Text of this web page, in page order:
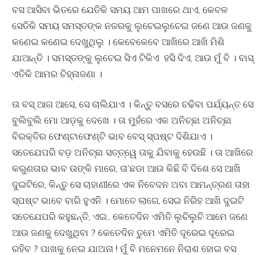
ବସ ଆସିବା ଭିତରେ ଯେତିକି ସମୟ ଆମ ପାଖରେ ଥାଏ, କେବଳ
ସେତିକି ସମୟ ସମସ୍ତଙ୍କ ନଜରକୁ ଲୁଚେଇଲୁଚେଇ ଜଣେ ଆଉ ଜଣକୁ
କଣେଇ କଣେଇ ଦେଖୁଥିଲୁ । କେବେକେବେ ଆଖିରେ ଆଖି ମିଶି
ଯାଆନ୍ତି । ସମସ୍ତଙ୍କୁ ଲୁଚେଇ ସିଏ ଟିକିଏ ହସି ଦିଏ, ଆଉ ମୁଁ ବି । ବାସ୍
ଏତିକି ଆମର ଚିହ୍ନାଜଣା ।
ତା ବସ୍ ଆଗ ଆସେ, ସେ ଚାଲିଯାଏ । କିନ୍ତୁ ବସରେ ଚଢିବା ପର୍ଯ୍ୟନ୍ତ ସେ
ବୁଲିବୁଲି ମୋ ଆଡ଼କୁ ଦେଖେ । ତା ମୁହଁରେ ଏକ ଅନିଚ୍ଛା ଅନିଚ୍ଛା
ବିରକ୍ତିର ଫେଣ୍ଟାଫେଣ୍ଟି ଭାବ ବେସ୍ ସ୍ପଷ୍ଟ ଦିଶିଯାଏ ।
ସତେଯେପରି ବଡ଼ ଅନିଚ୍ଛା ସତ୍ତ୍ୱେ ତାକୁ ଯିବାକୁ ହେଉଛି । ତା ଆଖିରେ
କରୁଣତାର ଭାବ ଉଙ୍କି ମାରେ, ତା’ଛଡା ଆଉ କିଛି ବି ଦିଶେ ସେ ଆଖି
ଦୁଇଟିରେ, କିନ୍ତୁ ସେ ଚାହାଣୀରେ ଏକ ନିବେଦନ ଅବା ଆମନ୍ତ୍ରଣ ତାହା
ସ୍ପଷ୍ଟ ଭାବେ ବାରି ହୁଏନି । ମୋତେ ଲାଗେ, ସେଇ ନିରିହ ଆଖି ଦୁଇଟି
ସତେଯେପରି କହୁଛନ୍ତି, ଏଇ.. କେତେଦିନ ଏମିତି ଲୁଚିଲୁଚି ଆମେ ଜଣେ
ଆଉ ଜଣକୁ ଦେଖୁଥିବା ? କେତେଦିନ ତୁମେ ଏମିତି ଦୂରେଇ ଦୂରେଇ
ରହିବ ? ପାଖକୁ ନେଇ ଯାଅନା ! ମୁଁ ବି ମନେମନେ ନିରାଶ ହୋଇ ବସ